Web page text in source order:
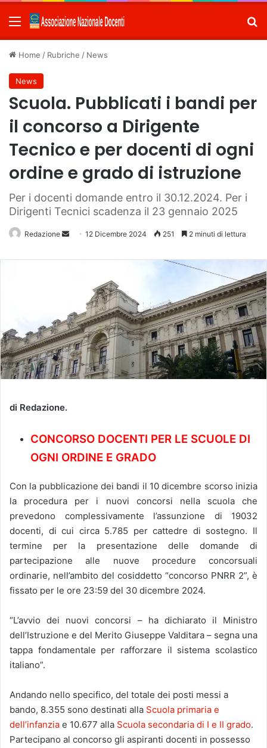
Menu
Home / Rubriche / News
News
Scuola. Pubblicati i bandi per
il concorso a Dirigente
Tecnico e per docenti di ogni
ordine e grado di istruzione
Per i docenti domande entro il 30.12.2024. Per i
Dirigenti Tecnici scadenza il 23 gennaio 2025
Redazione
Invia 12 Dicembre 2024 251 2 minuti di lettura
di Redazione.
CONCORSO DOCENTI PER LE SCUOLE DI
OGNI ORDINE E GRADO
Con la pubblicazione dei bandi il 10 dicembre scorso inizia
la procedura per i nuovi concorsi nella scuola che
prevedono complessivamente l’assunzione di 19032
docenti, di cui circa 5.785 per cattedre di sostegno. Il
termine per la presentazione delle domande di
partecipazione alle nuove procedure concorsuali
ordinarie, nell’ambito del cosiddetto “concorso PNRR 2”, è
fissato per le ore 23:59 del 30 dicembre 2024.
“L’avvio dei nuovi concorsi – ha dichiarato il Ministro
dell’Istruzione e del Merito Giuseppe Valditara – segna una
tappa fondamentale per rafforzare il sistema scolastico
italiano”.
Andando nello specifico, del totale dei posti messi a
bando, 8.355 sono destinati alla Scuola primaria e
dell’infanzia e 10.677 alla Scuola secondaria di I e II grado.
Partecipano al concorso gli aspiranti docenti in possesso